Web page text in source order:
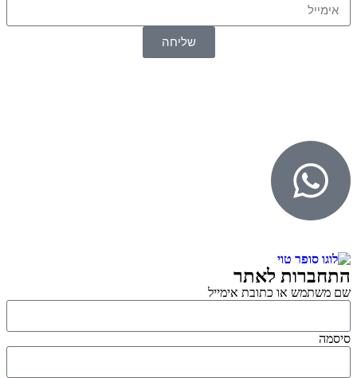
שליחה
התחברות לאתר
שם משתמש או כתובת אימייל
סיסמה